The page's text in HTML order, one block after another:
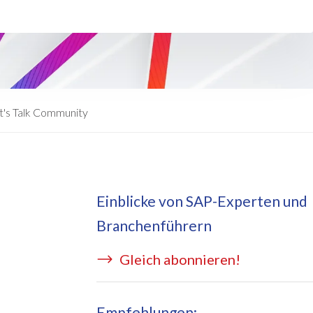
Form
Learning Request
auf Azure
BRIDGE Managed Services
Talk Community
Einblicke von SAP-Experten und
Branchenführern
Gleich abonnieren!